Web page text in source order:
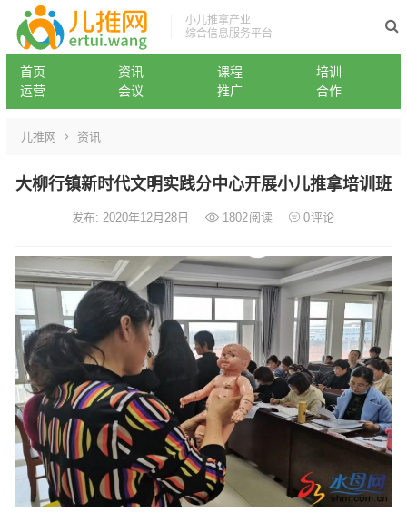
小儿推拿产业
综合信息服务平台
首页 资讯 课程
培训
运营
会议 推广 合作
儿推网 资讯
大柳行镇新时代文明实践分中心开展小儿推拿培训班
发布: 2020年12月28日 1802阅读 0评论